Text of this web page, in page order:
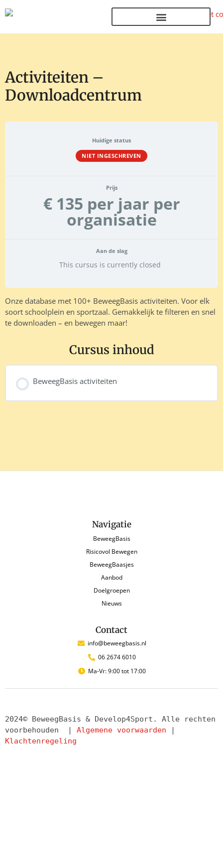
Activiteiten –
Downloadcentrum
Huidige status
NIET INGESCHREVEN
Prijs
€ 135 per jaar per
organisatie
Aan de slag
This cursus is currently closed
Onze database met 100+ BeweegBasis activiteiten. Voor elk
soort schoolplein en sportzaal. Gemakkelijk te filteren en snel
te downloaden – en bewegen maar!
Cursus inhoud
BeweegBasis activiteiten
Navigatie
BeweegBasis
Risicovol Bewegen
BeweegBaasjes
Aanbod
Doelgroepen
Nieuws
Contact
info@beweegbasis.nl
06 2674 6010
Ma-Vr: 9:00 tot 17:00
2024© BeweegBasis & Develop4Sport. Alle rechten
voorbehouden  | Algemene voorwaarden
Klachtenregeling